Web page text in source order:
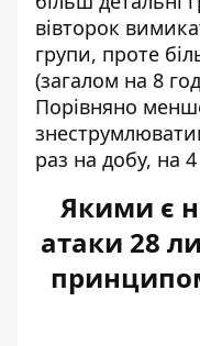
вівторок
групи, проте
(загалом на 8
Порівняно
раз на добу, на
Якими є
атаки 28